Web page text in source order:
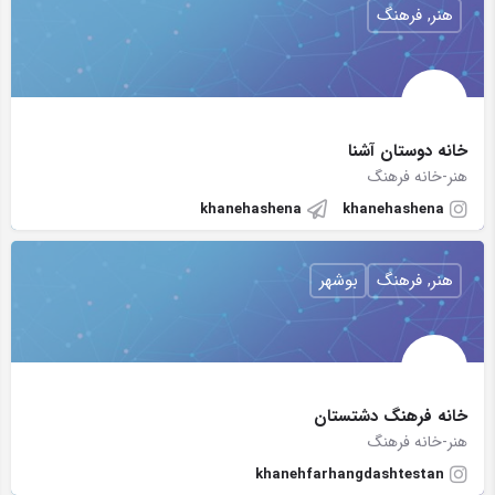
خانه دوستان آشنا
هنر-خانه فرهنگ
khanehashena
khanehashena
هنر, فرهنگ
خانه فرهنگ دشتستان
هنر-خانه فرهنگ
khanehfarhangdashtestan
هنر, فرهنگ بوشهر